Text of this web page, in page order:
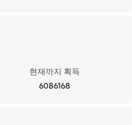
현재까지 획득
6086168